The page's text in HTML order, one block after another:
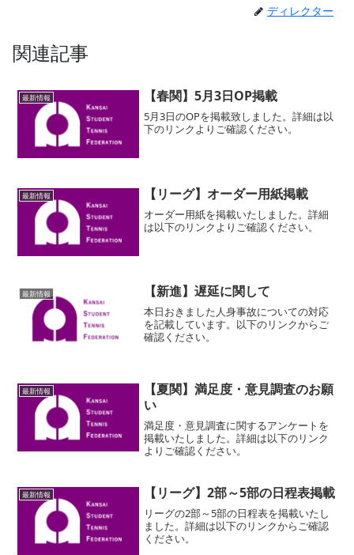
ディレクター
関連記事
最新情報 【春関】5月3日OP掲載
5月3日のOPを掲載致しました。詳細は以
下のリンクよりご確認ください。
最新情報 【リーグ】オーダー用紙掲載
オーダー用紙を掲載いたしました。詳細
は以下のリンクよりご確認ください。
最新情報 【新進】遅延に関して
本日おきました人身事故についての対応
を記載しています。以下のリンクからご
確認ください。
最新情報
【夏関】満足度・意見調査のお願
い
満足度・意見調査に関するアンケートを
掲載いたしました。詳細は以下のリンク
よりご確認ください。
最新情報 【リーグ】2部～5部の日程表掲載
リーグの2部～5部の日程表を掲載いたし
ました。詳細は以下のリンクからご確認
ください。